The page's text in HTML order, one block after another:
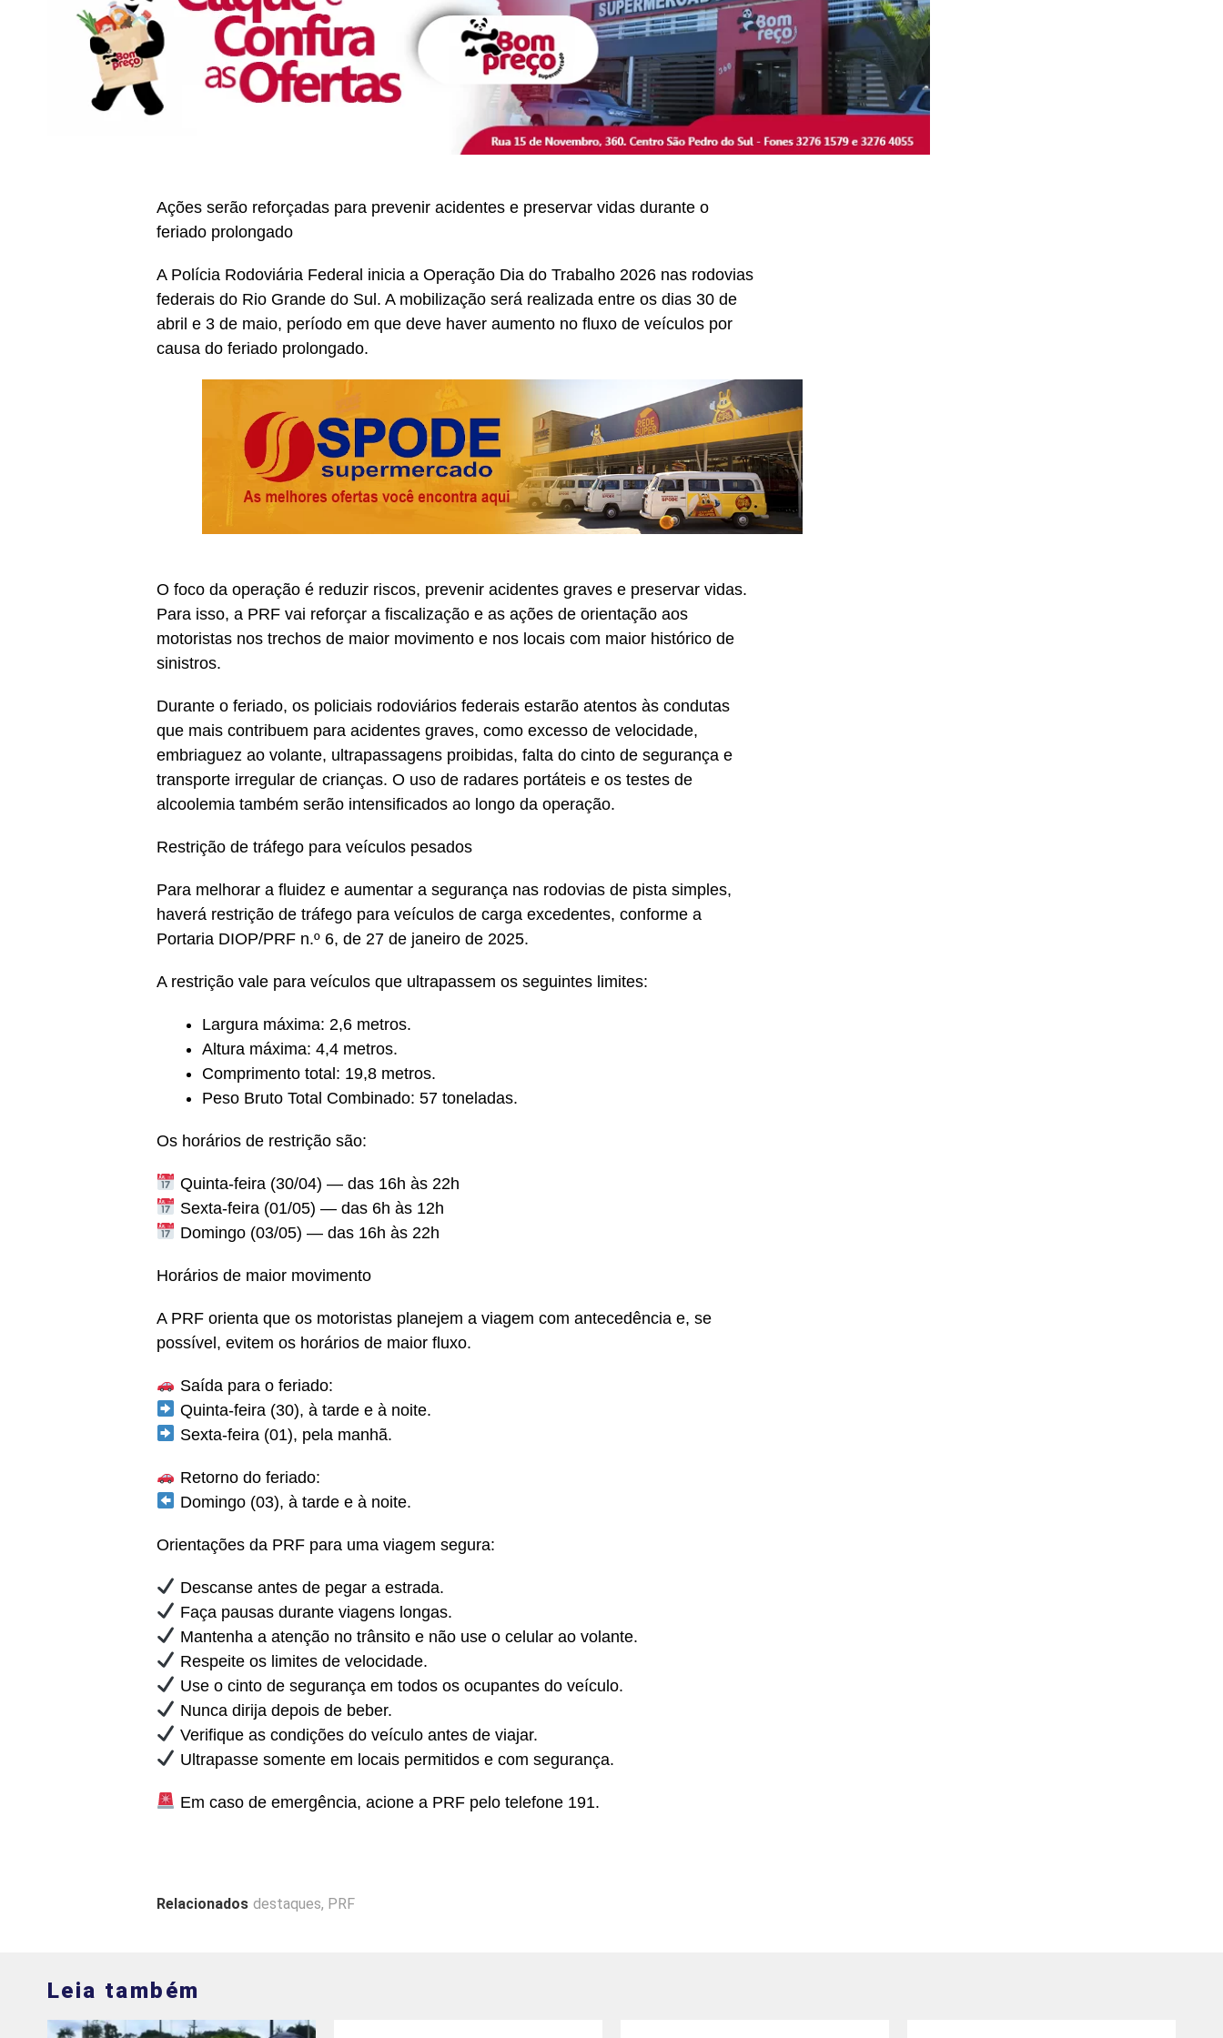
Ações serão reforçadas para prevenir acidentes e preservar vidas durante o
feriado prolongado
A Polícia Rodoviária Federal inicia a Operação Dia do Trabalho 2026 nas rodovias
federais do Rio Grande do Sul. A mobilização será realizada entre os dias 30 de
abril e 3 de maio, período em que deve haver aumento no fluxo de veículos por
causa do feriado prolongado.
O foco da operação é reduzir riscos, prevenir acidentes graves e preservar vidas.
Para isso, a PRF vai reforçar a fiscalização e as ações de orientação aos
motoristas nos trechos de maior movimento e nos locais com maior histórico de
sinistros.
Durante o feriado, os policiais rodoviários federais estarão atentos às condutas
que mais contribuem para acidentes graves, como excesso de velocidade,
embriaguez ao volante, ultrapassagens proibidas, falta do cinto de segurança e
transporte irregular de crianças. O uso de radares portáteis e os testes de
alcoolemia também serão intensificados ao longo da operação.
Restrição de tráfego para veículos pesados
Para melhorar a fluidez e aumentar a segurança nas rodovias de pista simples,
haverá restrição de tráfego para veículos de carga excedentes, conforme a
Portaria DIOP/PRF n.º 6, de 27 de janeiro de 2025.
A restrição vale para veículos que ultrapassem os seguintes limites:
Largura máxima: 2,6 metros.
Altura máxima: 4,4 metros.
Comprimento total: 19,8 metros.
Peso Bruto Total Combinado: 57 toneladas.
Os horários de restrição são:
Quinta-feira (30/04) — das 16h às 22h
Sexta-feira (01/05) — das 6h às 12h
Domingo (03/05) — das 16h às 22h
Horários de maior movimento
A PRF orienta que os motoristas planejem a viagem com antecedência e, se
possível, evitem os horários de maior fluxo.
Saída para o feriado:
Quinta-feira (30), à tarde e à noite.
Sexta-feira (01), pela manhã.
Retorno do feriado:
Domingo (03), à tarde e à noite.
Orientações da PRF para uma viagem segura:
Descanse antes de pegar a estrada.
Faça pausas durante viagens longas.
Mantenha a atenção no trânsito e não use o celular ao volante.
Respeite os limites de velocidade.
Use o cinto de segurança em todos os ocupantes do veículo.
Nunca dirija depois de beber.
Verifique as condições do veículo antes de viajar.
Ultrapasse somente em locais permitidos e com segurança.
Em caso de emergência, acione a PRF pelo telefone 191.
Relacionados destaques, PRF
Leia também